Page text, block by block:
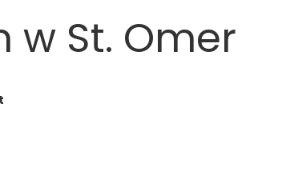
w St. Omer